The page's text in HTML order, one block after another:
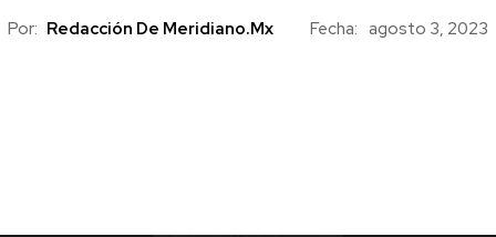
Por: Redacción De Meridiano.mx Fecha: agosto 3, 2023